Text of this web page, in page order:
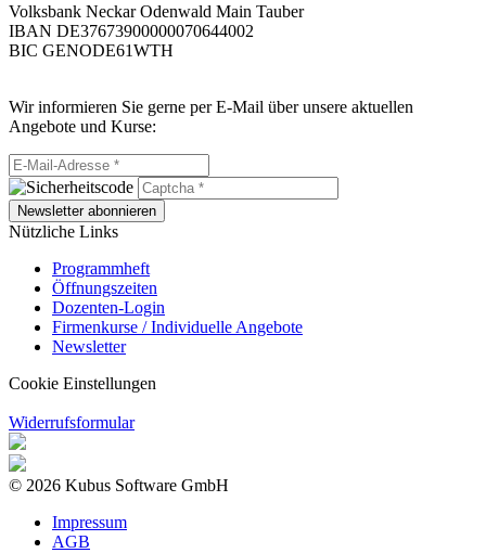
Volksbank Neckar Odenwald Main Tauber
IBAN DE37673900000070644002
BIC GENODE61WTH
Wir informieren Sie gerne per E-Mail über unsere aktuellen
Angebote und Kurse:
Newsletter abonnieren
Nützliche Links
Programmheft
Öffnungszeiten
Dozenten-Login
Firmenkurse / Individuelle Angebote
Newsletter
Cookie Einstellungen
Widerrufsformular
© 2026 Kubus Software GmbH
Impressum
AGB